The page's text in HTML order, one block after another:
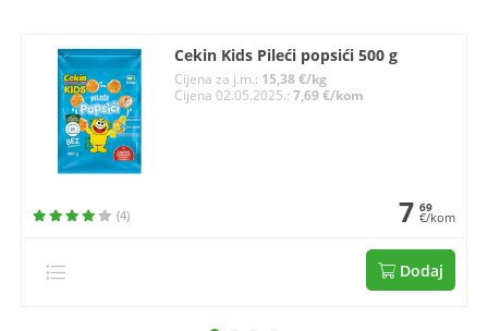
Cekin Kids Pileći popsići 500 g
Cijena za j.m.: 15,38 €/kg
Cijena 02.05.2025.:7,69 €/kom
(4) 7 69
€/kom
Dodaj